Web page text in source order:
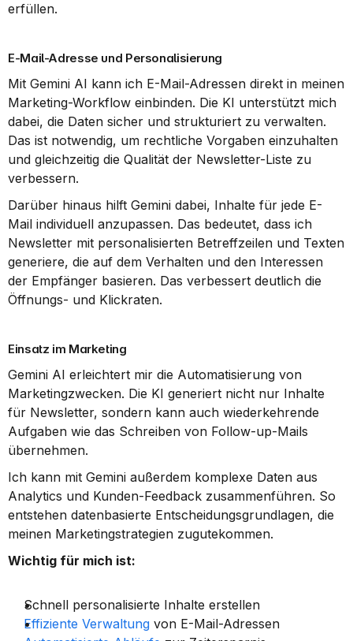
erfüllen.
E-Mail-Adresse und Personalisierung
Mit Gemini AI kann ich E-Mail-Adressen direkt in meinen
Marketing-Workflow einbinden. Die KI unterstützt mich
dabei, die Daten sicher und strukturiert zu verwalten.
Das ist notwendig, um rechtliche Vorgaben einzuhalten
und gleichzeitig die Qualität der Newsletter-Liste zu
verbessern.
Darüber hinaus hilft Gemini dabei, Inhalte für jede E-
Mail individuell anzupassen. Das bedeutet, dass ich
Newsletter mit personalisierten Betreffzeilen und Texten
generiere, die auf dem Verhalten und den Interessen
der Empfänger basieren. Das verbessert deutlich die
Öffnungs- und Klickraten.
Einsatz im Marketing
Gemini AI erleichtert mir die Automatisierung von
Marketingzwecken. Die KI generiert nicht nur Inhalte
für Newsletter, sondern kann auch wiederkehrende
Aufgaben wie das Schreiben von Follow-up-Mails
übernehmen.
Ich kann mit Gemini außerdem komplexe Daten aus
Analytics und Kunden-Feedback zusammenführen. So
entstehen datenbasierte Entscheidungsgrundlagen, die
meinen Marketingstrategien zugutekommen.
Wichtig für mich ist:
Schnell personalisierte Inhalte erstellen
Effiziente Verwaltung von E-Mail-Adressen